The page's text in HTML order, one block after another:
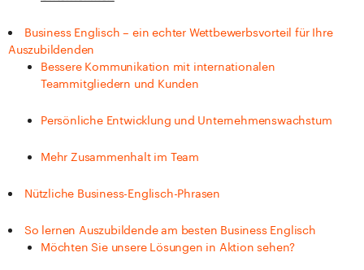
Business Englisch – ein echter Wettbewerbsvorteil für Ihre
Auszubildenden
Bessere Kommunikation mit internationalen
Teammitgliedern und Kunden
Persönliche Entwicklung und Unternehmenswachstum
Mehr Zusammenhalt im Team
Nützliche Business-Englisch-Phrasen
So lernen Auszubildende am besten Business Englisch
Möchten Sie unsere Lösungen in Aktion sehen?